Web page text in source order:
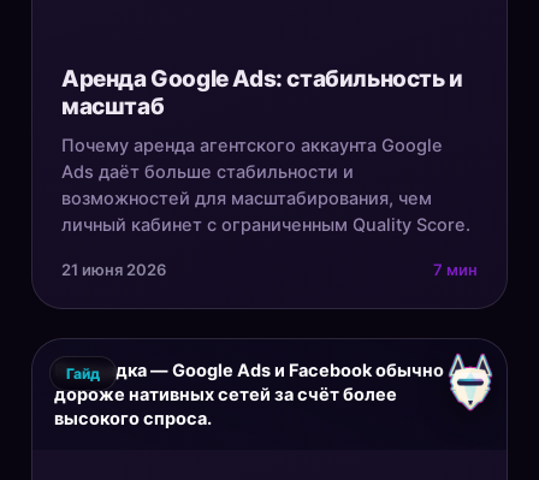
Аренда Google Ads: стабильность и
масштаб
Почему аренда агентского аккаунта Google
Ads даёт больше стабильности и
возможностей для масштабирования, чем
личный кабинет с ограниченным Quality Score.
21 июня 2026 7 мин
Площадка — Google Ads и Facebook обычно
дороже нативных сетей за счёт более
высокого спроса.
Гайд